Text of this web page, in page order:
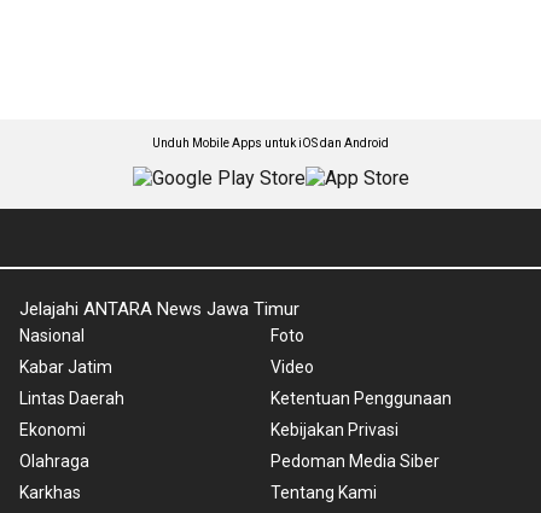
Unduh Mobile Apps untuk iOS dan Android
Jelajahi ANTARA News Jawa Timur
Nasional
Kabar Jatim
Lintas Daerah
Ekonomi
Olahraga
Karkhas
Foto
Video
Ketentuan Penggunaan
Kebijakan Privasi
Pedoman Media Siber
Tentang Kami